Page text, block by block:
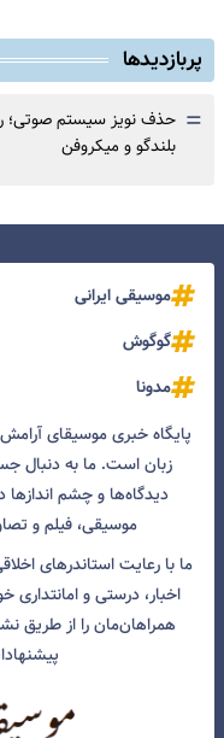
پربازدیدها
= حذف نویز سیستم صوتی؛
بلندگو و میکروفن
موسیقی ایرانی
گوگوش
مدونا
پایگاه خبری موسیقای
زبان است. ما به دنبال
دیدگاه‌ها و چشم انداز‌ها
موسیقی، فیلم و
ما با رعایت استاندرهای
اخبار، درستی و امانتداری
همراهان‌مان را از طریق